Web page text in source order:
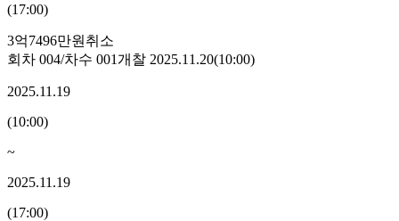
(17:00)
3억7496만원 취소
회차 004/차수 001개찰 2025.11.20(10:00)
2025.11.19
(10:00)
~
2025.11.19
(17:00)